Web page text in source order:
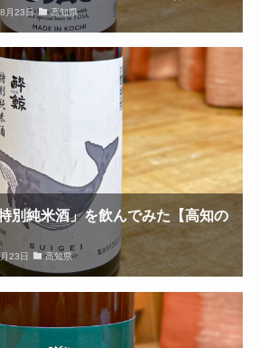
月23日 高知県
純米酒」を飲んでみた【高知の
23日 高知県